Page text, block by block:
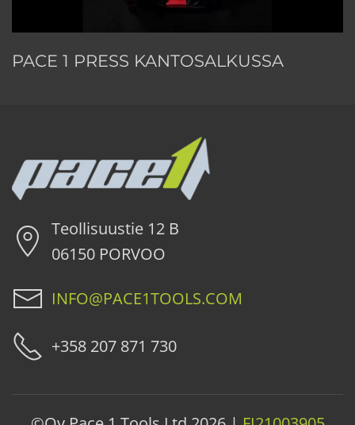
PACE 1 PRESS KANTOSALKUSSA
Teollisuustie 12 B
06150 PORVOO
INFO@PACE1TOOLS.COM
+358 207 871 730